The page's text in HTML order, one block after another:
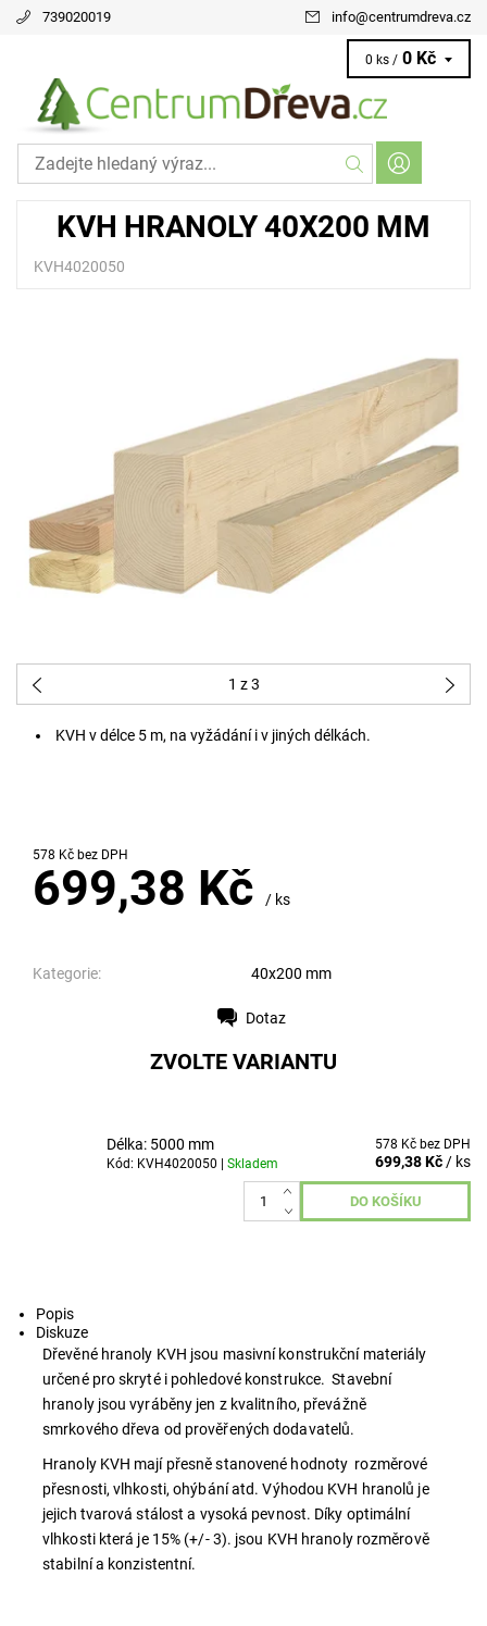
739020019 info@centrumdreva.cz
0 ks / 0 Kč
KVH HRANOLY 40X200 MM
KVH4020050
1 z 3
KVH v délce 5 m, na vyžádání i v jiných délkách.
578 Kč bez DPH
699,38 Kč / ks
Kategorie: 40x200 mm
Dotaz
ZVOLTE VARIANTU
Délka: 5000 mm
Kód: KVH4020050 | Skladem
578 Kč bez DPH
699,38 Kč/ ks
Popis
Diskuze
Dřevěné hranoly KVH jsou masivní konstrukční materiály
určené pro skryté i pohledové konstrukce. Stavební
hranoly jsou vyráběny jen z kvalitního, převážně
smrkového dřeva od prověřených dodavatelů.
Hranoly KVH mají přesně stanovené hodnoty rozměrové
přesnosti, vlhkosti, ohýbání atd. Výhodou KVH hranolů je
jejich tvarová stálost a vysoká pevnost. Díky optimální
vlhkosti která je 15% (+/- 3). jsou KVH hranoly rozměrově
stabilní a konzistentní.